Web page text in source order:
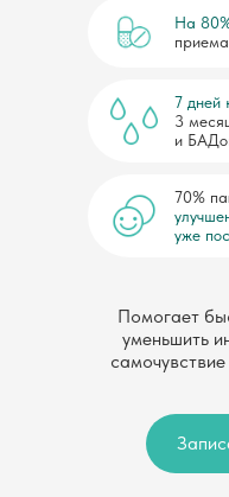
Помогает
уменьшить
На
7 дней
3
и
70%
уже